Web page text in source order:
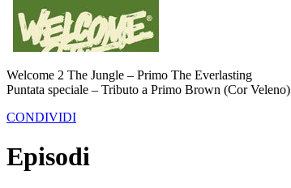
Welcome 2 The Jungle – Primo The Everlasting
Puntata speciale – Tributo a Primo Brown (Cor Veleno)
CONDIVIDI
Episodi